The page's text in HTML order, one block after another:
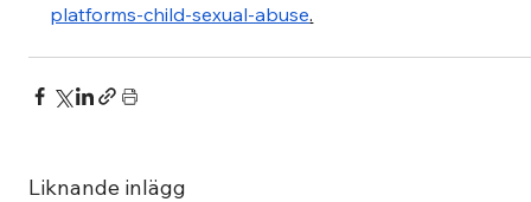
platforms-child-sexual-abuse.
Liknande inlägg